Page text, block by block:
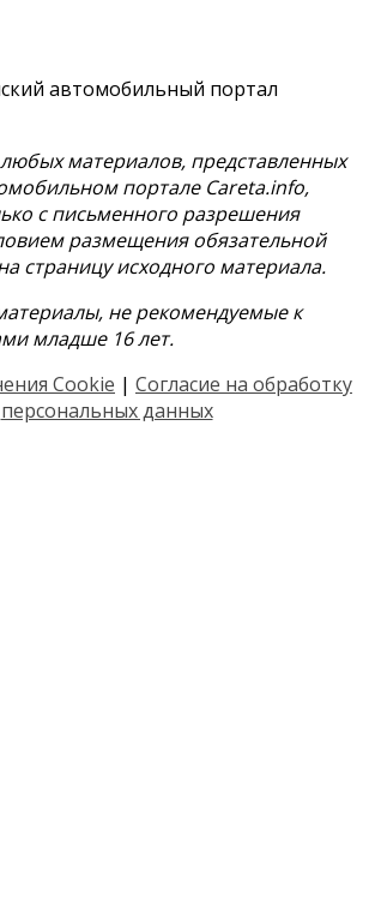
автомобильный портал
материалов, представленных
портале Careta.info,
с письменного разрешения
размещения обязательной
страницу исходного материала.
не рекомендуемые к
младше 16 лет.
Cookie | Согласие на обработку
персональных данных